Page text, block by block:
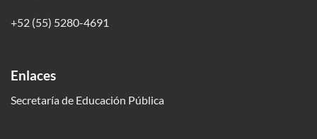
+52 (55) 5280-4691
Enlaces
Secretaría de Educación Pública